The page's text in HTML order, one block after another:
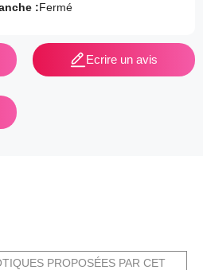
:Fermé
Ecrire un avis
PROPOSÉES PAR CET